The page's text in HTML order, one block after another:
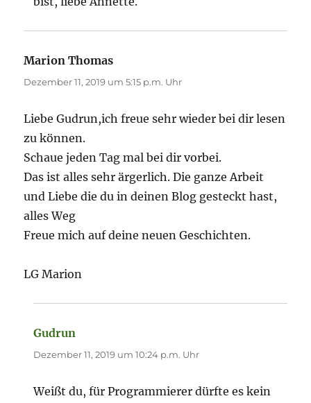
Marion Thomas
Dezember 11, 2019 um 5:15 p.m. Uhr
Liebe Gudrun,ich freue sehr wieder bei dir lesen
zu können.
Schaue jeden Tag mal bei dir vorbei.
Das ist alles sehr ärgerlich. Die ganze Arbeit
und Liebe die du in deinen Blog gesteckt hast,
alles Weg
Freue mich auf deine neuen Geschichten.
LG Marion
Gudrun
Dezember 11, 2019 um 10:24 p.m. Uhr
Weißt du, für Programmierer dürfte es kein